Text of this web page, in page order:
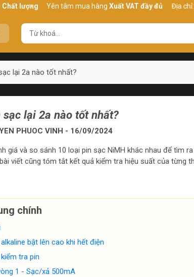
Yên tâm mua hàngXuất VAT đầy đủ Địa chỉ:234
lại 2a nào tốt nhất?
sạc lại 2a nào tốt nhất?
PHUOC VINH - 16/09/2024
giá và so sánh 10 loại pin sạc NiMH khác nhau để tìm
viết cũng tóm tắt kết quả kiểm tra hiệu suất của từng
chính
bật lên cao khi hết điện
tra pin
1 - Sạc/xả 500mA